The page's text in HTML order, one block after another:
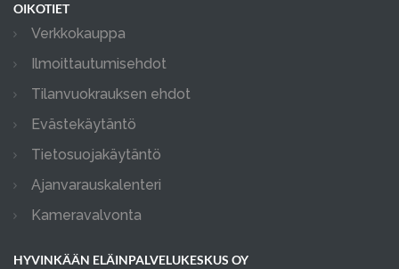
OIKOTIET
Verkkokauppa
Ilmoittautumisehdot
Tilanvuokrauksen ehdot
Evästekäytäntö
Tietosuojakäytäntö
Ajanvarauskalenteri
Kameravalvonta
HYVINKÄÄN ELÄINPALVELUKESKUS OY